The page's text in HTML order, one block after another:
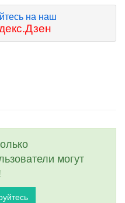
на наш
могут